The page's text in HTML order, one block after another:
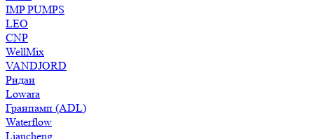
IMP PUMPS
LEO
CNP
WellMix
VANDJORD
Ридан
Lowara
Гранпамп (ADL)
Waterflow
Liancheng